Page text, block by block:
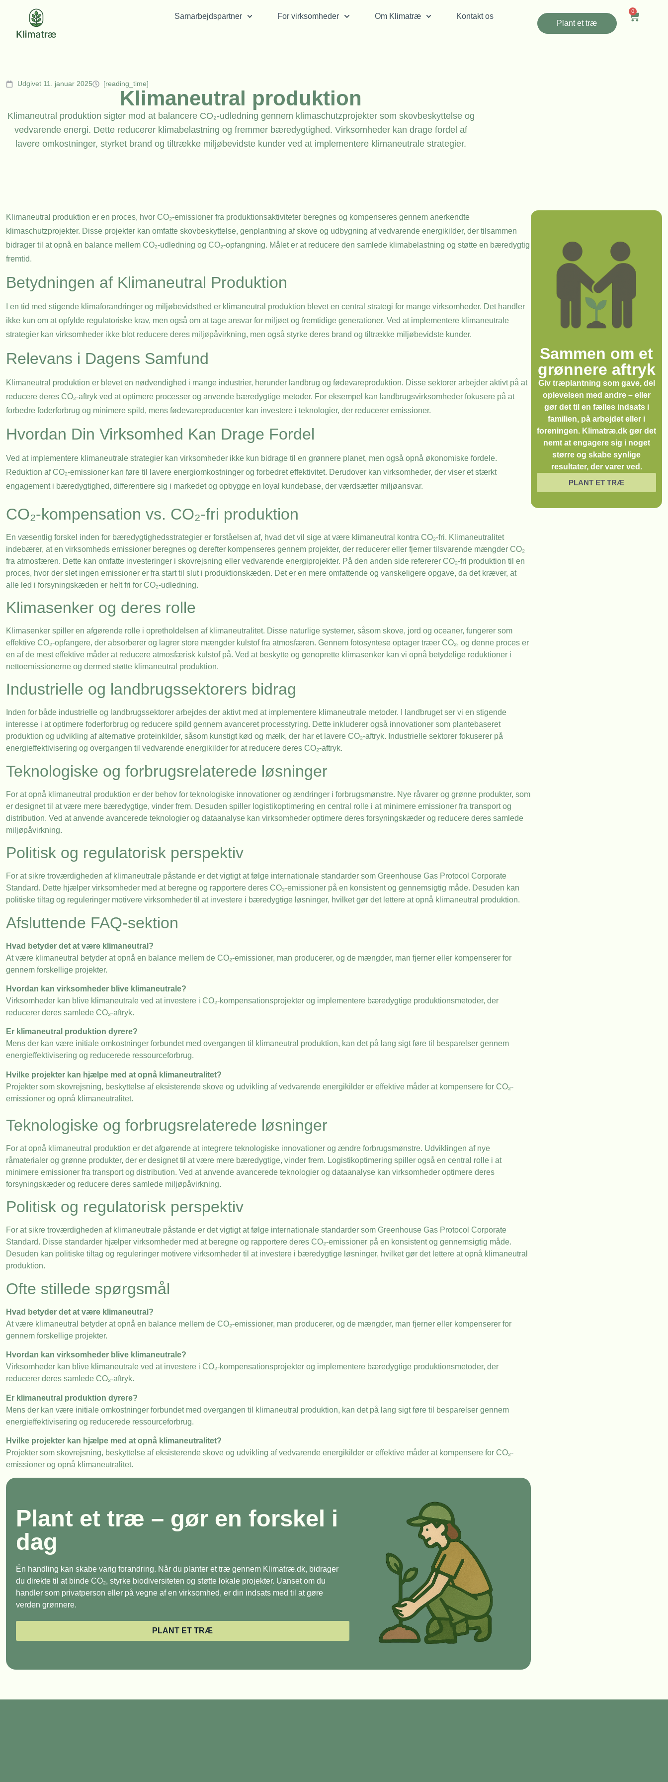
Samarbejdspartner For virksomheder Om Klimatræ
Kontakt os
Plant et træ
0
Udgivet 11. januar 2025 [reading_time]
Klimaneutral produktion
Klimaneutral produktion sigter mod at balancere CO₂-udledning gennem klimaschutzprojekter som skovbeskyttelse og
vedvarende energi. Dette reducerer klimabelastning og fremmer bæredygtighed. Virksomheder kan drage fordel af
lavere omkostninger, styrket brand og tiltrække miljøbevidste kunder ved at implementere klimaneutrale strategier.
Klimaneutral produktion er en proces, hvor CO₂-emissioner fra produktionsaktiviteter beregnes og kompenseres gennem anerkendte
klimaschutzprojekter. Disse projekter kan omfatte skovbeskyttelse, genplantning af skove og udbygning af vedvarende energikilder, der tilsammen
bidrager til at opnå en balance mellem CO₂-udledning og CO₂-opfangning. Målet er at reducere den samlede klimabelastning og støtte en bæredygtig
fremtid.
Betydningen af Klimaneutral Produktion
I en tid med stigende klimaforandringer og miljøbevidsthed er klimaneutral produktion blevet en central strategi for mange virksomheder. Det handler
ikke kun om at opfylde regulatoriske krav, men også om at tage ansvar for miljøet og fremtidige generationer. Ved at implementere klimaneutrale
strategier kan virksomheder ikke blot reducere deres miljøpåvirkning, men også styrke deres brand og tiltrække miljøbevidste kunder.
Relevans i Dagens Samfund
Klimaneutral produktion er blevet en nødvendighed i mange industrier, herunder landbrug og fødevareproduktion. Disse sektorer arbejder aktivt på at
reducere deres CO₂-aftryk ved at optimere processer og anvende bæredygtige metoder. For eksempel kan landbrugsvirksomheder fokusere på at
forbedre foderforbrug og minimere spild, mens fødevareproducenter kan investere i teknologier, der reducerer emissioner.
Hvordan Din Virksomhed Kan Drage Fordel
Ved at implementere klimaneutrale strategier kan virksomheder ikke kun bidrage til en grønnere planet, men også opnå økonomiske fordele.
Reduktion af CO₂-emissioner kan føre til lavere energiomkostninger og forbedret effektivitet. Derudover kan virksomheder, der viser et stærkt
engagement i bæredygtighed, differentiere sig i markedet og opbygge en loyal kundebase, der værdsætter miljøansvar.
CO₂-kompensation vs. CO₂-fri produktion
En væsentlig forskel inden for bæredygtighedsstrategier er forståelsen af, hvad det vil sige at være klimaneutral kontra CO₂-fri. Klimaneutralitet
indebærer, at en virksomheds emissioner beregnes og derefter kompenseres gennem projekter, der reducerer eller fjerner tilsvarende mængder CO₂
fra atmosfæren. Dette kan omfatte investeringer i skovrejsning eller vedvarende energiprojekter. På den anden side refererer CO₂-fri produktion til en
proces, hvor der slet ingen emissioner er fra start til slut i produktionskæden. Det er en mere omfattende og vanskeligere opgave, da det kræver, at
alle led i forsyningskæden er helt fri for CO₂-udledning.
Klimasenker og deres rolle
Klimasenker spiller en afgørende rolle i opretholdelsen af klimaneutralitet. Disse naturlige systemer, såsom skove, jord og oceaner, fungerer som
effektive CO₂-opfangere, der absorberer og lagrer store mængder kulstof fra atmosfæren. Gennem fotosyntese optager træer CO₂, og denne proces er
en af de mest effektive måder at reducere atmosfærisk kulstof på. Ved at beskytte og genoprette klimasenker kan vi opnå betydelige reduktioner i
nettoemissionerne og dermed støtte klimaneutral produktion.
Industrielle og landbrugssektorers bidrag
Inden for både industrielle og landbrugssektorer arbejdes der aktivt med at implementere klimaneutrale metoder. I landbruget ser vi en stigende
interesse i at optimere foderforbrug og reducere spild gennem avanceret processtyring. Dette inkluderer også innovationer som plantebaseret
produktion og udvikling af alternative proteinkilder, såsom kunstigt kød og mælk, der har et lavere CO₂-aftryk. Industrielle sektorer fokuserer på
energieffektivisering og overgangen til vedvarende energikilder for at reducere deres CO₂-aftryk.
Teknologiske og forbrugsrelaterede løsninger
For at opnå klimaneutral produktion er der behov for teknologiske innovationer og ændringer i forbrugsmønstre. Nye råvarer og grønne produkter, som
er designet til at være mere bæredygtige, vinder frem. Desuden spiller logistikoptimering en central rolle i at minimere emissioner fra transport og
distribution. Ved at anvende avancerede teknologier og dataanalyse kan virksomheder optimere deres forsyningskæder og reducere deres samlede
miljøpåvirkning.
Politisk og regulatorisk perspektiv
For at sikre troværdigheden af klimaneutrale påstande er det vigtigt at følge internationale standarder som Greenhouse Gas Protocol Corporate
Standard. Dette hjælper virksomheder med at beregne og rapportere deres CO₂-emissioner på en konsistent og gennemsigtig måde. Desuden kan
politiske tiltag og reguleringer motivere virksomheder til at investere i bæredygtige løsninger, hvilket gør det lettere at opnå klimaneutral produktion.
Afsluttende FAQ-sektion
Hvad betyder det at være klimaneutral?
At være klimaneutral betyder at opnå en balance mellem de CO₂-emissioner, man producerer, og de mængder, man fjerner eller kompenserer for
gennem forskellige projekter.
Hvordan kan virksomheder blive klimaneutrale?
Virksomheder kan blive klimaneutrale ved at investere i CO₂-kompensationsprojekter og implementere bæredygtige produktionsmetoder, der
reducerer deres samlede CO₂-aftryk.
Er klimaneutral produktion dyrere?
Mens der kan være initiale omkostninger forbundet med overgangen til klimaneutral produktion, kan det på lang sigt føre til besparelser gennem
energieffektivisering og reducerede ressourceforbrug.
Hvilke projekter kan hjælpe med at opnå klimaneutralitet?
Projekter som skovrejsning, beskyttelse af eksisterende skove og udvikling af vedvarende energikilder er effektive måder at kompensere for CO₂-
emissioner og opnå klimaneutralitet.
Teknologiske og forbrugsrelaterede løsninger
For at opnå klimaneutral produktion er det afgørende at integrere teknologiske innovationer og ændre forbrugsmønstre. Udviklingen af nye
råmaterialer og grønne produkter, der er designet til at være mere bæredygtige, vinder frem. Logistikoptimering spiller også en central rolle i at
minimere emissioner fra transport og distribution. Ved at anvende avancerede teknologier og dataanalyse kan virksomheder optimere deres
forsyningskæder og reducere deres samlede miljøpåvirkning.
Politisk og regulatorisk perspektiv
For at sikre troværdigheden af klimaneutrale påstande er det vigtigt at følge internationale standarder som Greenhouse Gas Protocol Corporate
Standard. Disse standarder hjælper virksomheder med at beregne og rapportere deres CO₂-emissioner på en konsistent og gennemsigtig måde.
Desuden kan politiske tiltag og reguleringer motivere virksomheder til at investere i bæredygtige løsninger, hvilket gør det lettere at opnå klimaneutral
produktion.
Ofte stillede spørgsmål
Hvad betyder det at være klimaneutral?
At være klimaneutral betyder at opnå en balance mellem de CO₂-emissioner, man producerer, og de mængder, man fjerner eller kompenserer for
gennem forskellige projekter.
Hvordan kan virksomheder blive klimaneutrale?
Virksomheder kan blive klimaneutrale ved at investere i CO₂-kompensationsprojekter og implementere bæredygtige produktionsmetoder, der
reducerer deres samlede CO₂-aftryk.
Er klimaneutral produktion dyrere?
Mens der kan være initiale omkostninger forbundet med overgangen til klimaneutral produktion, kan det på lang sigt føre til besparelser gennem
energieffektivisering og reducerede ressourceforbrug.
Hvilke projekter kan hjælpe med at opnå klimaneutralitet?
Projekter som skovrejsning, beskyttelse af eksisterende skove og udvikling af vedvarende energikilder er effektive måder at kompensere for CO₂-
emissioner og opnå klimaneutralitet.
Plant et træ – gør en forskel i
dag
Én handling kan skabe varig forandring. Når du planter et træ gennem Klimatræ.dk, bidrager
du direkte til at binde CO₂, styrke biodiversiteten og støtte lokale projekter. Uanset om du
handler som privatperson eller på vegne af en virksomhed, er din indsats med til at gøre
verden grønnere.
PLANT ET TRÆ
Sammen om et
grønnere aftryk
Giv træplantning som gave, del
oplevelsen med andre – eller
gør det til en fælles indsats i
familien, på arbejdet eller i
foreningen. Klimatræ.dk gør det
nemt at engagere sig i noget
større og skabe synlige
resultater, der varer ved.
PLANT ET TRÆ